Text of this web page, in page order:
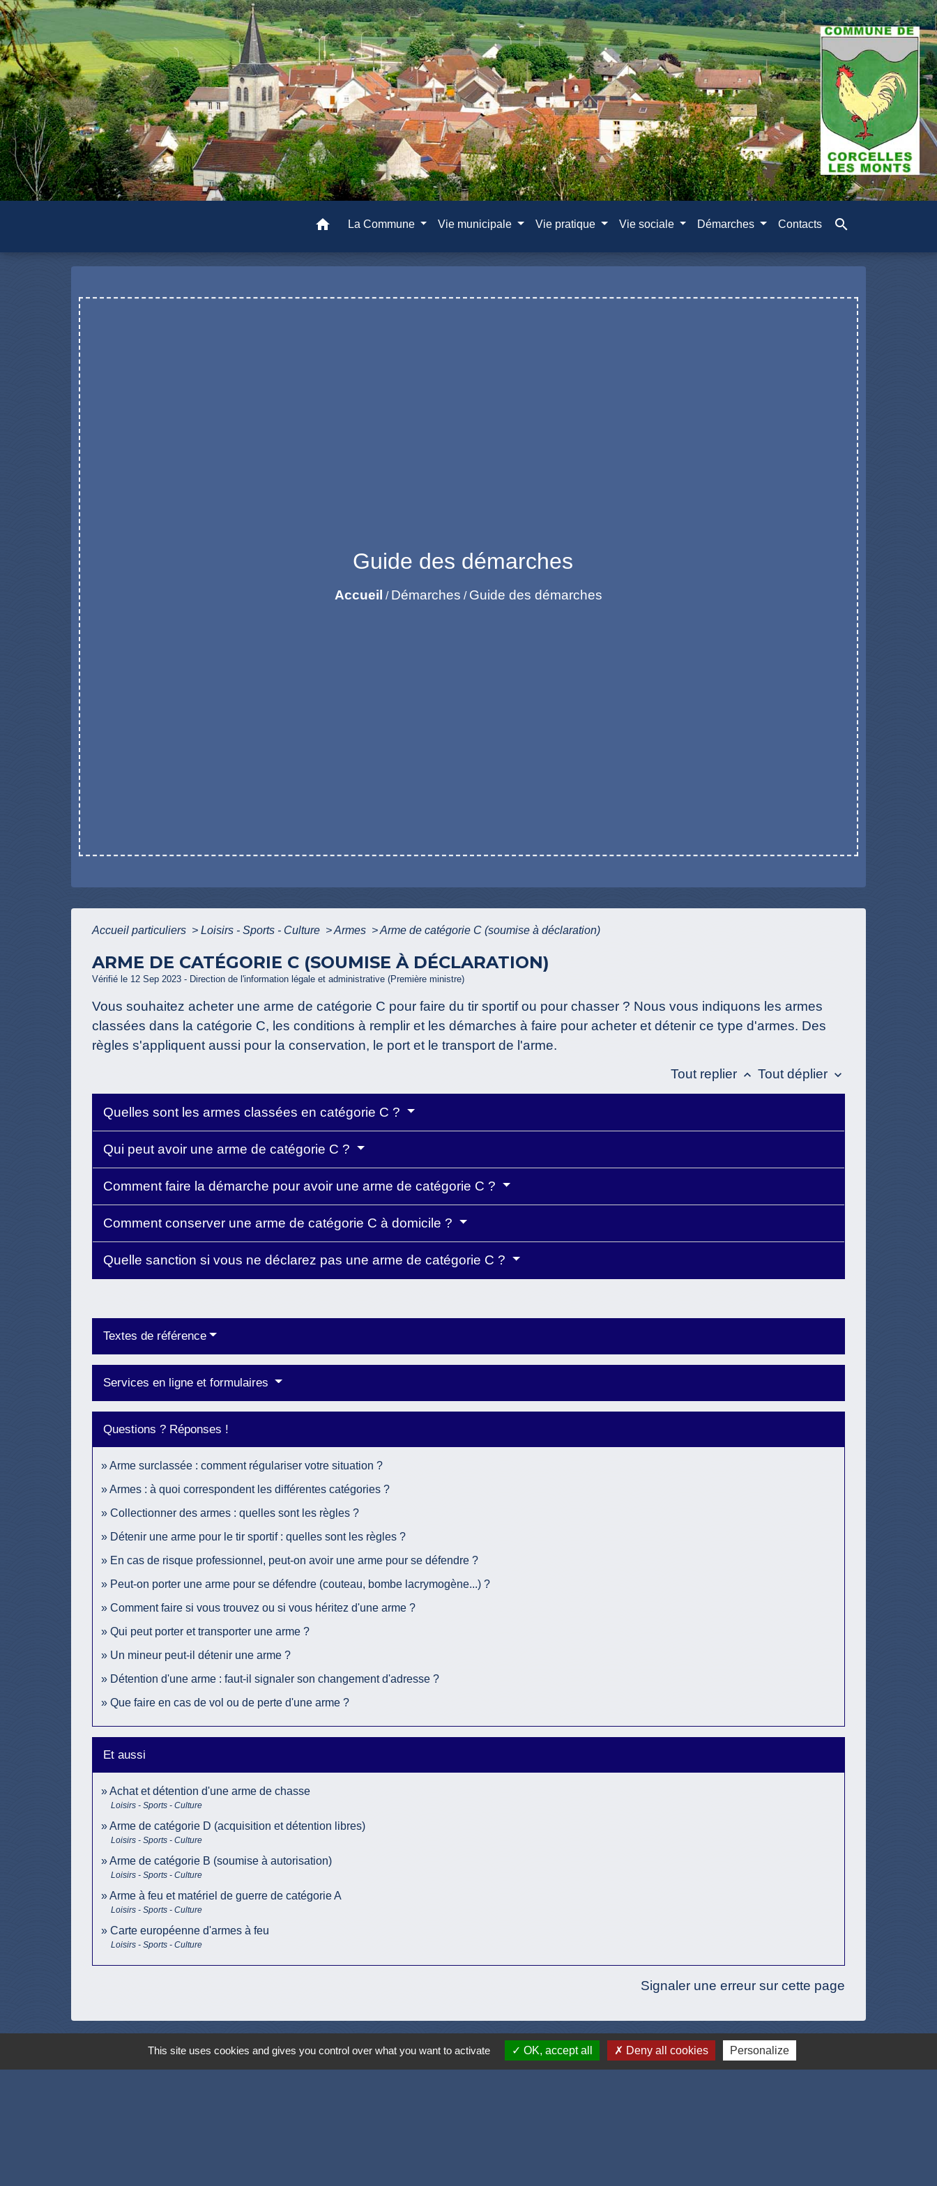
home La Commune Vie municipale Vie pratique Vie sociale Démarches Contacts search
Guide des démarches
Accueil / Démarches / Guide des démarches
Accueil particuliers > Loisirs - Sports - Culture >Armes >Arme de catégorie C (soumise à déclaration)
ARME DE CATÉGORIE C (SOUMISE À DÉCLARATION)
Vérifié le 12 Sep 2023 - Direction de l'information légale et administrative (Première ministre)
Vous souhaitez acheter une arme de catégorie C pour faire du tir sportif ou pour chasser ? Nous vous indiquons les armes
classées dans la catégorie C, les conditions à remplir et les démarches à faire pour acheter et détenir ce type d'armes. Des
règles s'appliquent aussi pour la conservation, le port et le transport de l'arme.
Tout replier keyboard_arrow_up Tout déplier keyboard_arrow_down
Quelles sont les armes classées en catégorie C ?
Qui peut avoir une arme de catégorie C ?
Comment faire la démarche pour avoir une arme de catégorie C ?
Comment conserver une arme de catégorie C à domicile ?
Quelle sanction si vous ne déclarez pas une arme de catégorie C ?
Textes de référence
Services en ligne et formulaires
Questions ? Réponses !
Arme surclassée : comment régulariser votre situation ?
Armes : à quoi correspondent les différentes catégories ?
Collectionner des armes : quelles sont les règles ?
Détenir une arme pour le tir sportif : quelles sont les règles ?
En cas de risque professionnel, peut-on avoir une arme pour se défendre ?
Peut-on porter une arme pour se défendre (couteau, bombe lacrymogène...) ?
Comment faire si vous trouvez ou si vous héritez d'une arme ?
Qui peut porter et transporter une arme ?
Un mineur peut-il détenir une arme ?
Détention d'une arme : faut-il signaler son changement d'adresse ?
Que faire en cas de vol ou de perte d'une arme ?
Et aussi
Achat et détention d'une arme de chasse
Loisirs - Sports - Culture
Arme de catégorie D (acquisition et détention libres)
Loisirs - Sports - Culture
Arme de catégorie B (soumise à autorisation)
Loisirs - Sports - Culture
Arme à feu et matériel de guerre de catégorie A
Loisirs - Sports - Culture
Carte européenne d'armes à feu
Loisirs - Sports - Culture
Signaler une erreur sur cette page
Accueil / contacts
This site uses cookies and gives you control over what you want to activate OK, accept all Deny all cookies Personalize